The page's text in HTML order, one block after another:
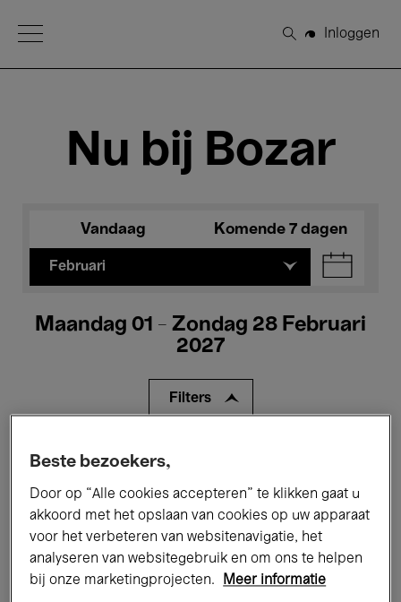
Open Menu
Zoeken
Inloggen
Nu bij Bozar
Vandaag Komende 7 dagen
Februari
Maandag 01 - Zondag 28 Februari
2027
Filters
Alle evenementen
Tentoonstellingen Films
Performances Lezingen & Debatten
Jazz Klassieke Muziek Global Music
Beste bezoekers,
Door op “Alle cookies accepteren” te klikken gaat u
akkoord met het opslaan van cookies op uw apparaat
voor het verbeteren van websitenavigatie, het
analyseren van websitegebruik en om ons te helpen
bij onze marketingprojecten.
Meer informatie